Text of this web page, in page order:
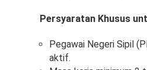
Persyaratan Khusus
Pegawai Negeri Sipil
aktif.